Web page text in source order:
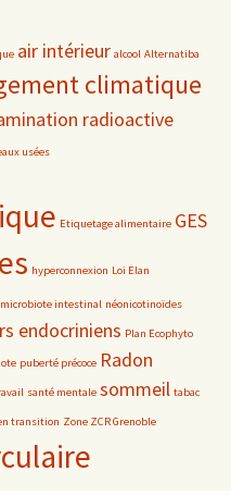
air intérieur alcool Alternatiba
climatique
radioactive
usées
Etiquetage alimentaire GES
hyperconnexion Loi Elan
microbiote intestinal néonicotinoïdes
endocriniens Plan Ecophyto
puberté précoce Radon
santé mentale sommeil tabac
transition Zone ZCR Grenoble